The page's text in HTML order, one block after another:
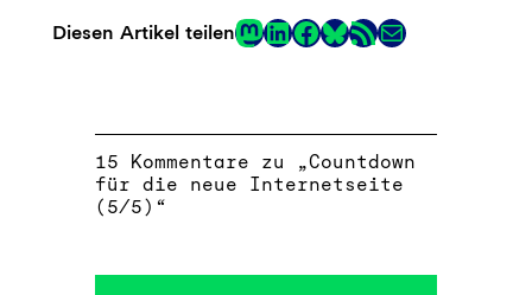
Diesen Artikel teilenMastodon
LinkedIn
Facebook
LinkRSS-Feed
E-Mail
15 Kommentare zu „Countdown
für die neue Internetseite
(5/5)“